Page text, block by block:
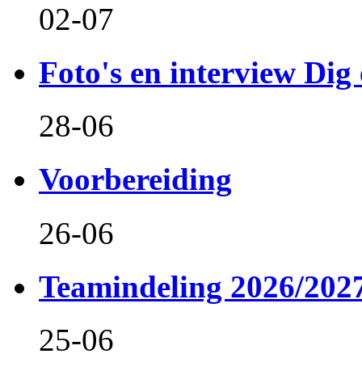
02-07
Foto's en interview Dig
28-06
Voorbereiding
26-06
Teamindeling 2026/
25-06